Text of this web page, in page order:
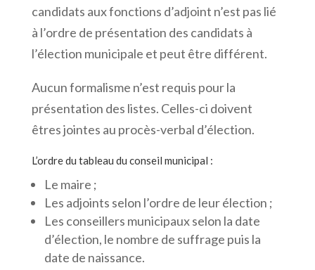
candidats aux fonctions d’adjoint n’est pas lié
à l’ordre de présentation des candidats à
l’élection municipale et peut être différent.
Aucun formalisme n’est requis pour la
présentation des listes. Celles-ci doivent
êtres jointes au procès-verbal d’élection.
L’ordre du tableau du conseil municipal :
Le maire ;
Les adjoints selon l’ordre de leur élection ;
Les conseillers municipaux selon la date
d’élection, le nombre de suffrage puis la
date de naissance.